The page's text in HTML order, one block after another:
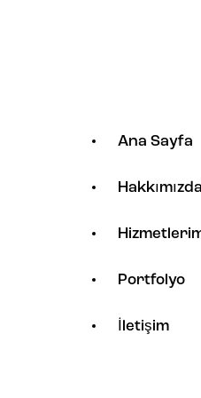
Ana Sayfa
Portfolyo
İletişim